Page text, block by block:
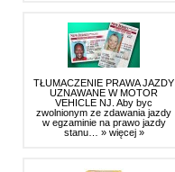
TŁUMACZENIE PRAWA JAZDY
UZNAWANE W MOTOR
VEHICLE NJ. Aby byc
zwolnionym ze zdawania jazdy
w egzaminie na prawo jazdy
stanu… » więcej »